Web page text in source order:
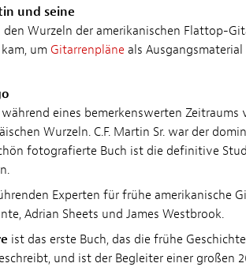
und seine
Wurzeln der amerikanischen Flattop-
um Gitarrenpläne als
eines bemerkenswerten Zeitraums
Wurzeln. C.F. Martin Sr. war der
fotografierte Buch ist die definitive
Experten für frühe amerikanische
Adrian Sheets und James Westbrook.
ist das erste Buch, das die frühe
und ist der Begleiter einer großen